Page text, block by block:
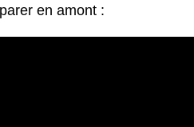
en amont :